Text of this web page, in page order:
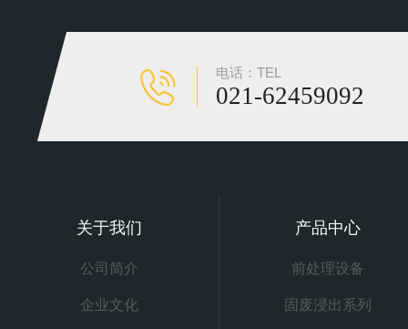
电话：TEL
021-62459092
关于我们
公司简介
企业文化
产品中心
前处理设备
固废浸出系列